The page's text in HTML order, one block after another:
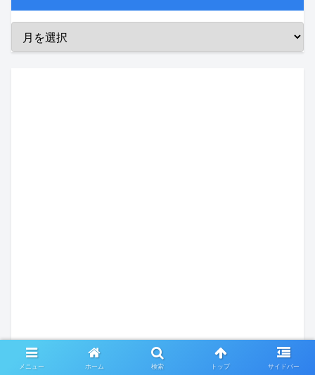
メニュー ホーム 検索 トップ サイドバー